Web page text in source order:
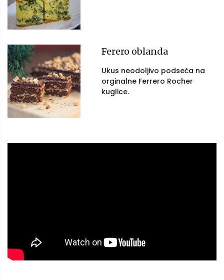
Ferero oblanda
Ukus neodoljivo podseća na
orginalne Ferrero Rocher
kuglice.